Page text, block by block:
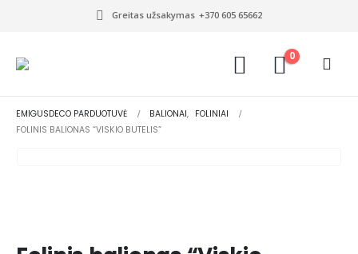
Greitas užsakymas +370 605 65662
0
EMIGUSDECO PARDUOTUVĖ BALIONAI, FOLINIAI
FOLINIS BALIONAS “VISKIO BUTELIS”